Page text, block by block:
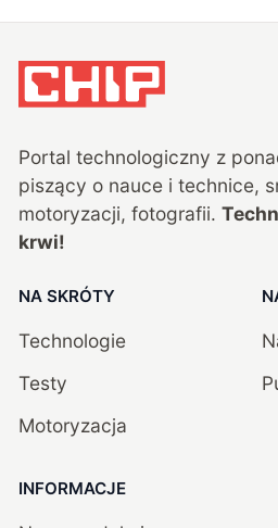
Portal technologiczny z
piszący o nauce i technice,
motoryzacji, fotografii.
krwi!
NA SKRÓTY
Technologie
Testy
Motoryzacja
INFORMACJE